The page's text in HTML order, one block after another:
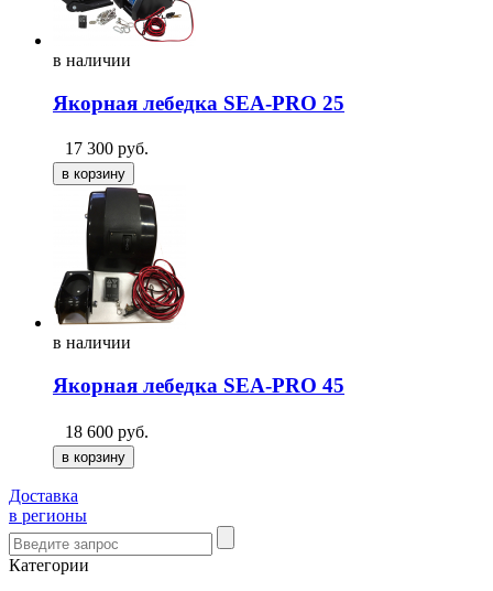
в наличии
Якорная лебедка SEA-PRO 25
17 300 руб.
в наличии
Якорная лебедка SEA-PRO 45
18 600 руб.
Доставка
в регионы
Категории